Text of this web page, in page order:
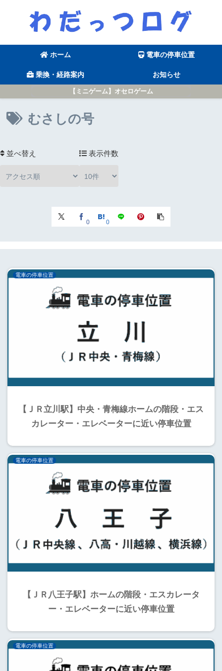
ホーム 電車の停車位置
乗換・経路案内 お知らせ
【ミニゲーム】オセロゲーム
むさしの号
並べ替え 表示件数
0 0
電車の停車位置
【ＪＲ立川駅】中央・青梅線ホームの階段・エス
カレーター・エレベーターに近い停車位置
電車の停車位置
【ＪＲ八王子駅】ホームの階段・エスカレータ
ー・エレベーターに近い停車位置
電車の停車位置